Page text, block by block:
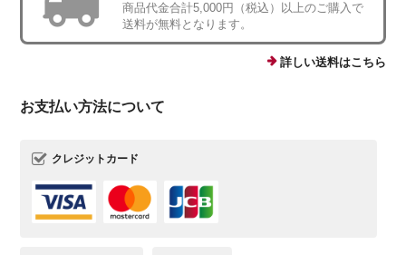
商品代金合計5,000円（税込）以上のご購入で
送料が無料となります。
詳しい送料はこちら
お支払い方法について
クレジットカード